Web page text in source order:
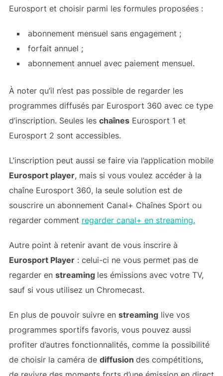
Eurosport et choisir parmi les formules proposées :
abonnement mensuel sans engagement ;
forfait annuel ;
abonnement annuel avec paiement mensuel.
À noter qu’il n’est pas possible de regarder les
programmes diffusés par Eurosport 360 avec ce type
d’inscription. Seules les chaînesEurosport 1 et
Eurosport 2 sont accessibles.
L’inscription peut aussi se faire via l’application mobile
Eurosport player, mais si vous voulez accéder à la
chaîne Eurosport 360, la seule solution est de
souscrire un abonnement Canal+ Chaînes Sport ou
regarder comment regarder canal+ en streaming.
Autre point à retenir avant de vous inscrire à
Eurosport Player: celui-ci ne vous permet pas de
regarder en streaming les émissions avec votre TV,
sauf si vous utilisez un Chromecast.
En plus de pouvoir suivre en streaminglive vos
programmes sportifs favoris, vous pouvez aussi
profiter d’autres fonctionnalités, comme la possibilité
de choisir la caméra de diffusion des compétitions,